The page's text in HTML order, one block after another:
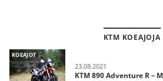
KTM KOEAJOJA
KOEAJOT
23.08.2021
KTM 890 Adventure R –